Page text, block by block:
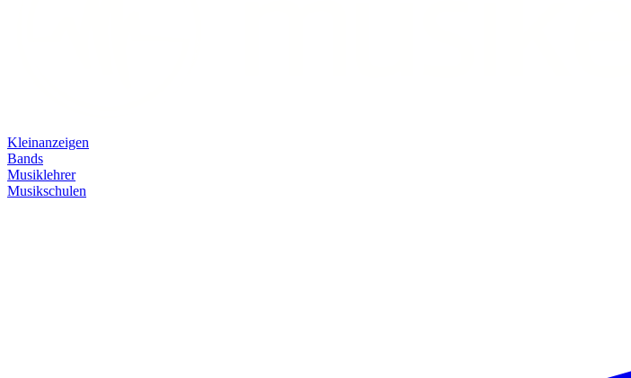
Kleinanzeigen
Bands
Musiklehrer
Musikschulen